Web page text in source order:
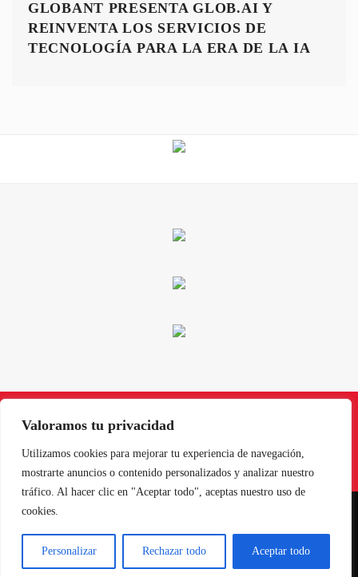
Valoramos tu privacidad
Utilizamos cookies para mejorar tu experiencia de navegación,
mostrarte anuncios o contenido personalizados y analizar nuestro
tráfico. Al hacer clic en "Aceptar todo", aceptas nuestro uso de
cookies.
Personalizar Rechazar todo Aceptar todo
GLOBANT PRESENTA GLOB.AI Y
REINVENTA LOS SERVICIOS DE
TECNOLOGÍA PARA LA ERA DE LA IA
InstagramFacebook
X
NORTE EN LÍNEA - TODOS LOS DERECHOS RESERVADOS